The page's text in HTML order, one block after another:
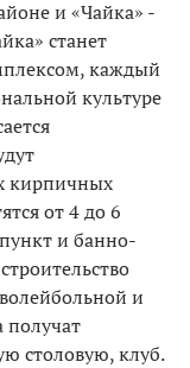
и «Чайка» -
станет
каждый
культуре
кирпичных
от 4 до 6
и банно-
и
получат
столовую, клуб.